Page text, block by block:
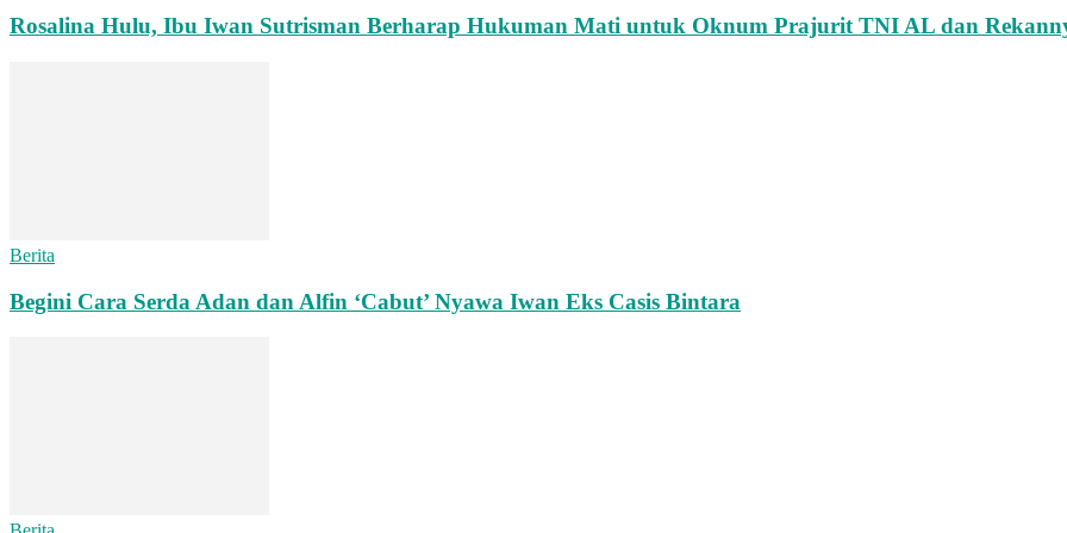
Rosalina Hulu, Ibu Iwan Sutrisman Berharap Hukuman Mati untuk Oknum Prajurit TNI AL dan
Berita
Begini Cara Serda Adan dan Alfin ‘Cabut’ Nyawa Iwan Eks Casis Bintara